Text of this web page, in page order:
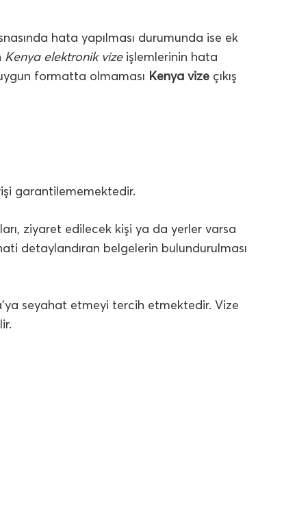
hata yapılması durumunda ise ek
Kenya elektronik vizeişlemlerinin hata
formatta olmaması Kenya vize çıkış
garantilememektedir.
ziyaret edilecek kişi ya da yerler varsa
detaylandıran belgelerin bulundurulması
seyahat etmeyi tercih etmektedir. Vize